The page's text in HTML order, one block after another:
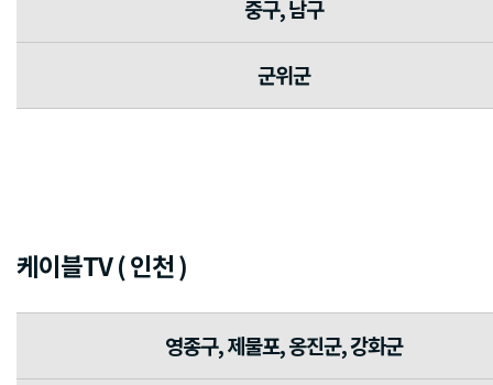
중구, 남구
군위군
케이블TV ( 인천 )
영종구, 제물포, 옹진군, 강화군